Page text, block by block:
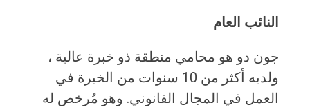
النائب العام
جون دو هو محامي منطقة ذو خبرة عالية ،
ولديه أكثر من 10 سنوات من الخبرة في
العمل في المجال القانوني. وهو مُرخص له